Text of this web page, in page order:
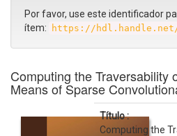
Por favor, use este identificador
ítem:
https://hdl.handle.net/
Computing the Traversability
Means of Sparse
Título :
Computing the